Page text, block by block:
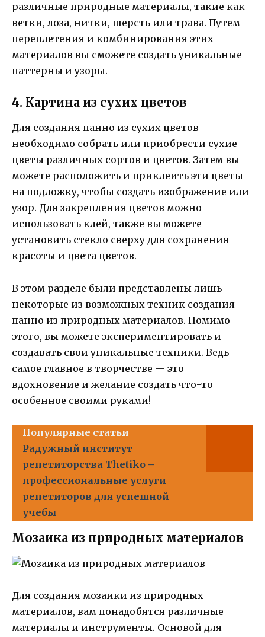
различные природные материалы, такие как
ветки, лоза, нитки, шерсть или трава. Путем
переплетения и комбинирования этих
материалов вы сможете создать уникальные
паттерны и узоры.
4. Картина из сухих цветов
Для создания панно из сухих цветов
необходимо собрать или приобрести сухие
цветы различных сортов и цветов. Затем вы
можете расположить и приклеить эти цветы
на подложку, чтобы создать изображение или
узор. Для закрепления цветов можно
использовать клей, также вы можете
установить стекло сверху для сохранения
красоты и цвета цветов.
В этом разделе были представлены лишь
некоторые из возможных техник создания
панно из природных материалов. Помимо
этого, вы можете экспериментировать и
создавать свои уникальные техники. Ведь
самое главное в творчестве — это
вдохновение и желание создать что-то
особенное своими руками!
Популярные статьи
Радужный институт
репетиторства Thetiko –
профессиональные услуги
репетиторов для успешной
учебы
Мозаика из природных материалов
Для создания мозаики из природных
материалов, вам понадобятся различные
материалы и инструменты. Основой для